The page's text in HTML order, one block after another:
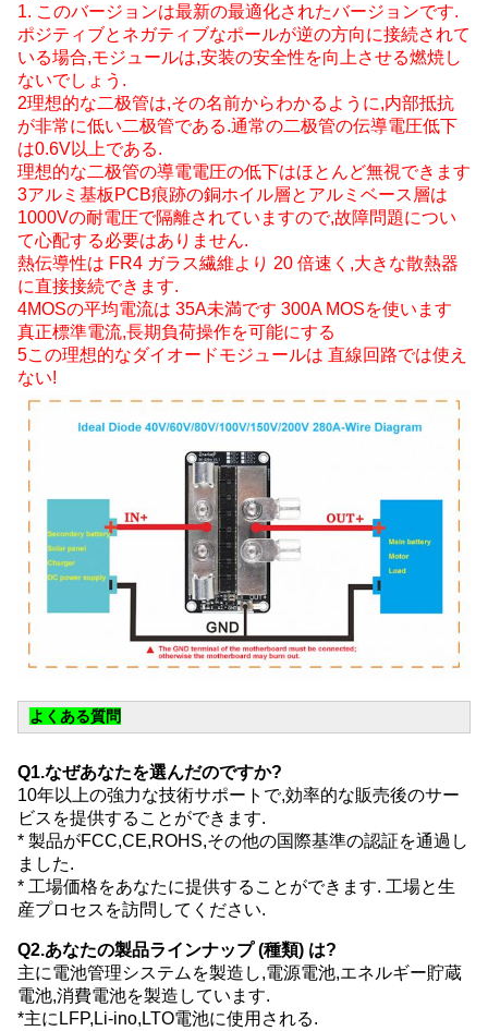
1. このバージョンは最新の最適化されたバージョンです.
ポジティブとネガティブなポールが逆の方向に接続されて
いる場合,モジュールは,安装の安全性を向上させる燃焼し
ないでしょう.
2理想的な二极管は,その名前からわかるように,内部抵抗
が非常に低い二极管である.通常の二极管の伝導電圧低下
は0.6V以上である.
理想的な二极管の導電電圧の低下はほとんど無視できます
3アルミ基板PCB痕跡の銅ホイル層とアルミベース層は
1000Vの耐電圧で隔離されていますので,故障問題につい
て心配する必要はありません.
熱伝導性は FR4 ガラス繊維より 20 倍速く,大きな散熱器
に直接接続できます.
4MOSの平均電流は 35A未満です 300A MOSを使います
真正標準電流,長期負荷操作を可能にする
5この理想的なダイオードモジュールは 直線回路では使え
ない!
よくある質問
Q1.なぜあなたを選んだのですか?
10年以上の強力な技術サポートで,効率的な販売後のサー
ビスを提供することができます.
* 製品がFCC,CE,ROHS,その他の国際基準の認証を通過し
ました.
* 工場価格をあなたに提供することができます. 工場と生
産プロセスを訪問してください.
Q2.あなたの製品ラインナップ (種類) は?
主に電池管理システムを製造し,電源電池,エネルギー貯蔵
電池,消費電池を製造しています.
*主にLFP,Li-ino,LTO電池に使用される.